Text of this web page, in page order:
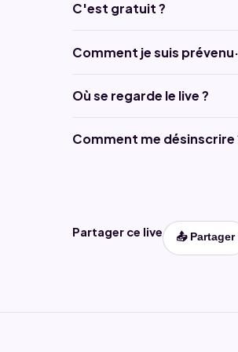
C'est gratuit ?
Comment je suis
Où se regarde le live ?
Comment me désinscrire
Partager ce live 📤 Partager